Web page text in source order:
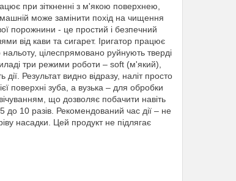
при зіткненні з м'якою поверхнею,
може замінити похід на чищення
порожнини - це простий і безпечний
від кави та сигарет. Іригатор працює
цілеспрямовано руйнують тверді
три режими роботи – soft (м'який),
Результат видно відразу, наліт просто
поверхні зуба, а вузька – для обробки
що дозволяє побачити навіть
до 10 разів. Рекомендований час дії – не
насадки. Цей продукт не підлягає